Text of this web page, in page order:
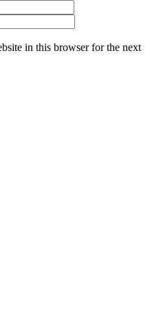
in this browser for the next